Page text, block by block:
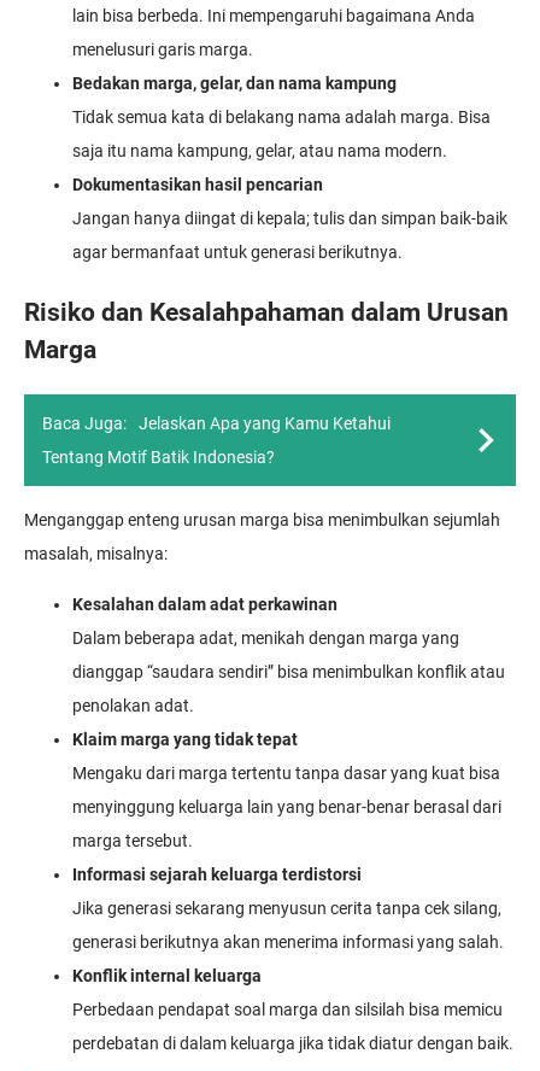
lain bisa berbeda. Ini mempengaruhi bagaimana Anda
menelusuri garis marga.
Bedakan marga, gelar, dan nama kampung
Tidak semua kata di belakang nama adalah marga. Bisa
saja itu nama kampung, gelar, atau nama modern.
Dokumentasikan hasil pencarian
Jangan hanya diingat di kepala; tulis dan simpan baik-baik
agar bermanfaat untuk generasi berikutnya.
Risiko dan Kesalahpahaman dalam Urusan
Marga
Baca Juga:
Jelaskan Apa yang Kamu Ketahui
Tentang Motif Batik Indonesia?
Menganggap enteng urusan marga bisa menimbulkan sejumlah
masalah, misalnya:
Kesalahan dalam adat perkawinan
Dalam beberapa adat, menikah dengan marga yang
dianggap “saudara sendiri” bisa menimbulkan konflik atau
penolakan adat.
Klaim marga yang tidak tepat
Mengaku dari marga tertentu tanpa dasar yang kuat bisa
menyinggung keluarga lain yang benar-benar berasal dari
marga tersebut.
Informasi sejarah keluarga terdistorsi
Jika generasi sekarang menyusun cerita tanpa cek silang,
generasi berikutnya akan menerima informasi yang salah.
Konflik internal keluarga
Perbedaan pendapat soal marga dan silsilah bisa memicu
perdebatan di dalam keluarga jika tidak diatur dengan baik.